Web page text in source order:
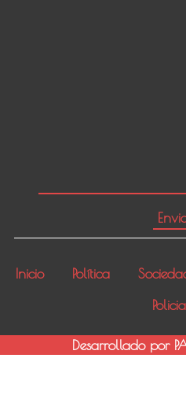
Inicio Política
Desarrollado por